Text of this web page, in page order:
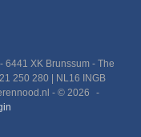
6441 XK Brunssum - The
250 280 | NL16 INGB
- © 2026